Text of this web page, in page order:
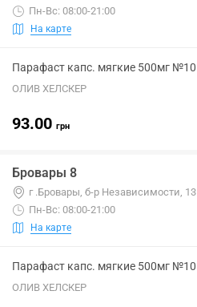
Пн-Вс: 08:00-21:00
На карте
Парафаст капс. мягкие 500мг №10
ОЛИВ ХЕЛСКЕР
93.00 грн
Бровары 8
г .Бровары, б-р Независимости, 13
Пн-Вс: 08:00-21:00
На карте
Парафаст капс. мягкие 500мг №10
ОЛИВ ХЕЛСКЕР